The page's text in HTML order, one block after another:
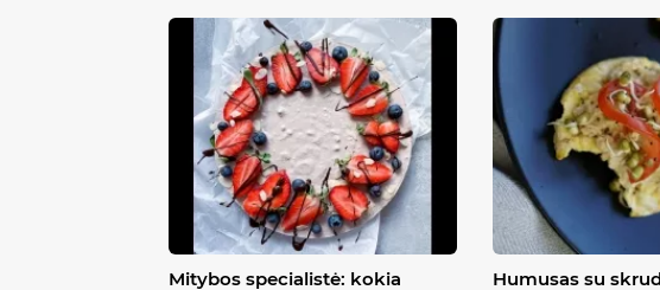
Mitybos specialistė: kokia
Humusas su